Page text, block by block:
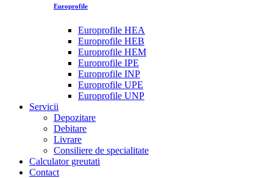
Europrofile
Europrofile HEA
Europrofile HEB
Europrofile HEM
Europrofile IPE
Europrofile INP
Europrofile UPE
Europrofile UNP
Servicii
Depozitare
Debitare
Livrare
Consiliere de specialitate
Calculator greutati
Contact